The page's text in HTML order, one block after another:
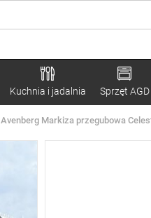
Kuchnia i jadalnia Sprzęt AGD
Avenberg Markiza przegubowa